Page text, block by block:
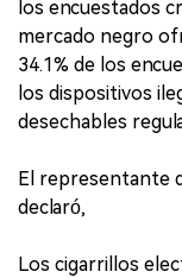
los encuestados
mercado negro
34.1% de los
los dispositivos
desechables
El representante
declaró,
Los cigarrillos